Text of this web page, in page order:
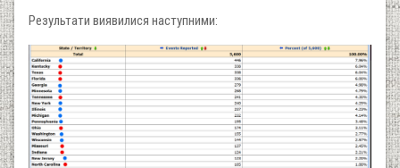
Результати виявилися наступними: